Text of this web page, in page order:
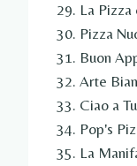
La
Pizza
Buon
Arte
Ciao a
Pop's
La